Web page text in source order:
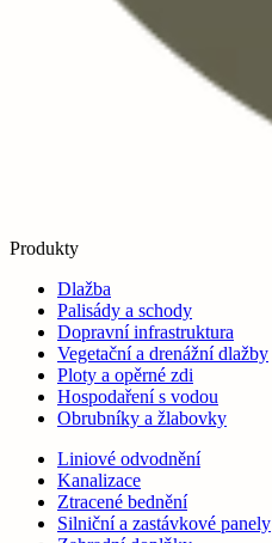
Produkty
Dlažba
Palisády a schody
Dopravní infrastruktura
Vegetační a drenážní dlažby
Ploty a opěrné zdi
Hospodaření s vodou
Obrubníky a žlabovky
Liniové odvodnění
Kanalizace
Ztracené bednění
Silniční a zastávkové panely